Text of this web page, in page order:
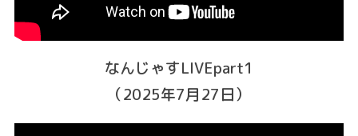
なんじゃすLIVEpart1
（2025年7月27日）